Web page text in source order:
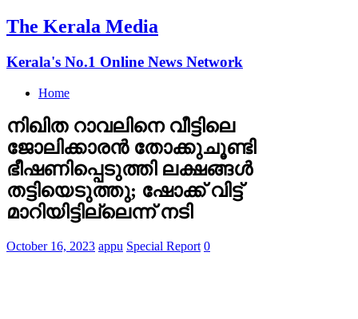
The Kerala Media
Kerala's No.1 Online News Network
Home
നിഖിത റാവലിനെ വീട്ടിലെ
ജോലിക്കാരന്‍ തോക്കുചൂണ്ടി
ഭീഷണിപ്പെടുത്തി ലക്ഷങ്ങള്‍
തട്ടിയെടുത്തു; ഷോക്ക് വിട്ട്
മാറിയിട്ടില്ലെന്ന് നടി
October 16, 2023 appu Special Report 0